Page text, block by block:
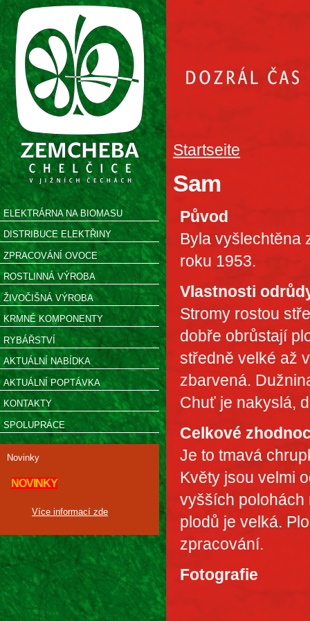
ELEKTRÁRNA NA BIOMASU
DISTRIBUCE ELEKTŘINY
ZPRACOVÁNÍ OVOCE
ROSTLINNÁ VÝROBA
ŽIVOČIŠNÁ VÝROBA
KRMNÉ KOMPONENTY
RYBÁŘSTVÍ
AKTUÁLNÍ NABÍDKA
AKTUÁLNÍ POPTÁVKA
KONTAKTY
SPOLUPRÁCE
Novinky
NOVINKY
Více informací zde
Startseite
Sam
Původ
Byla vyšlechtěna
roku 1953.
Vlastnosti
Stromy rostou
dobře obrůstají
středně velké až
zbarvená.
Chuť je nakyslá,
Celkové
Je to tmavá
Květy jsou velmi
vyšších polohách
plodů je velká.
zpracování.
Fotografie